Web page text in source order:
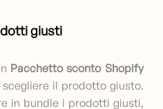
giusti
Pacchetto sconto Shopify
il prodotto giusto.
in bundle i prodotti giusti,